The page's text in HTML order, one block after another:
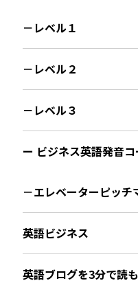
－レベル１
－レベル２
－レベル３
ー ビジネス英語発音コ
－エレベーターピッチ
英語ビジネス
英語ブログを3分で読